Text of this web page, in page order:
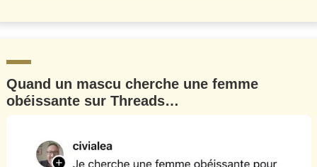
Quand un mascu cherche une femme
obéissante sur Threads…